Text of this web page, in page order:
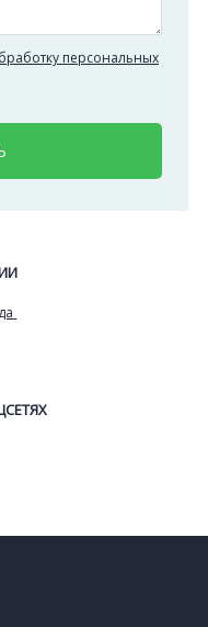
персональных